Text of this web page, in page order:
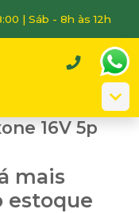
| Sáb - 8h às 12h
16V 5p
mais
estoque